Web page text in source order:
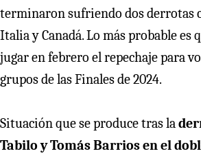
terminaron sufriendo dos derrotas
Italia y Canadá. Lo más probable es
jugar en febrero el repechaje para
grupos de las Finales de 2024.
Situación que se produce tras la
Tabilo y Tomás Barrios en el